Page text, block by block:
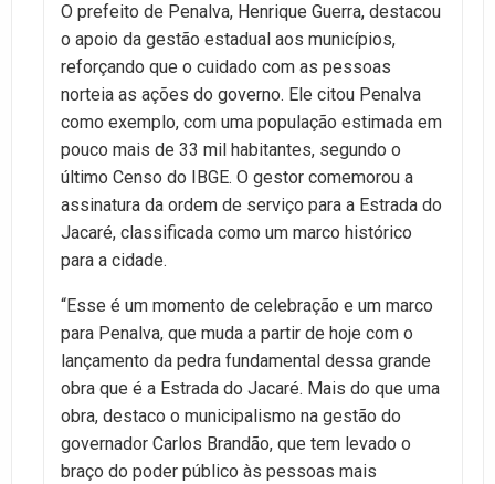
O prefeito de Penalva, Henrique Guerra, destacou
o apoio da gestão estadual aos municípios,
reforçando que o cuidado com as pessoas
norteia as ações do governo. Ele citou Penalva
como exemplo, com uma população estimada em
pouco mais de 33 mil habitantes, segundo o
último Censo do IBGE. O gestor comemorou a
assinatura da ordem de serviço para a Estrada do
Jacaré, classificada como um marco histórico
para a cidade.
“Esse é um momento de celebração e um marco
para Penalva, que muda a partir de hoje com o
lançamento da pedra fundamental dessa grande
obra que é a Estrada do Jacaré. Mais do que uma
obra, destaco o municipalismo na gestão do
governador Carlos Brandão, que tem levado o
braço do poder público às pessoas mais